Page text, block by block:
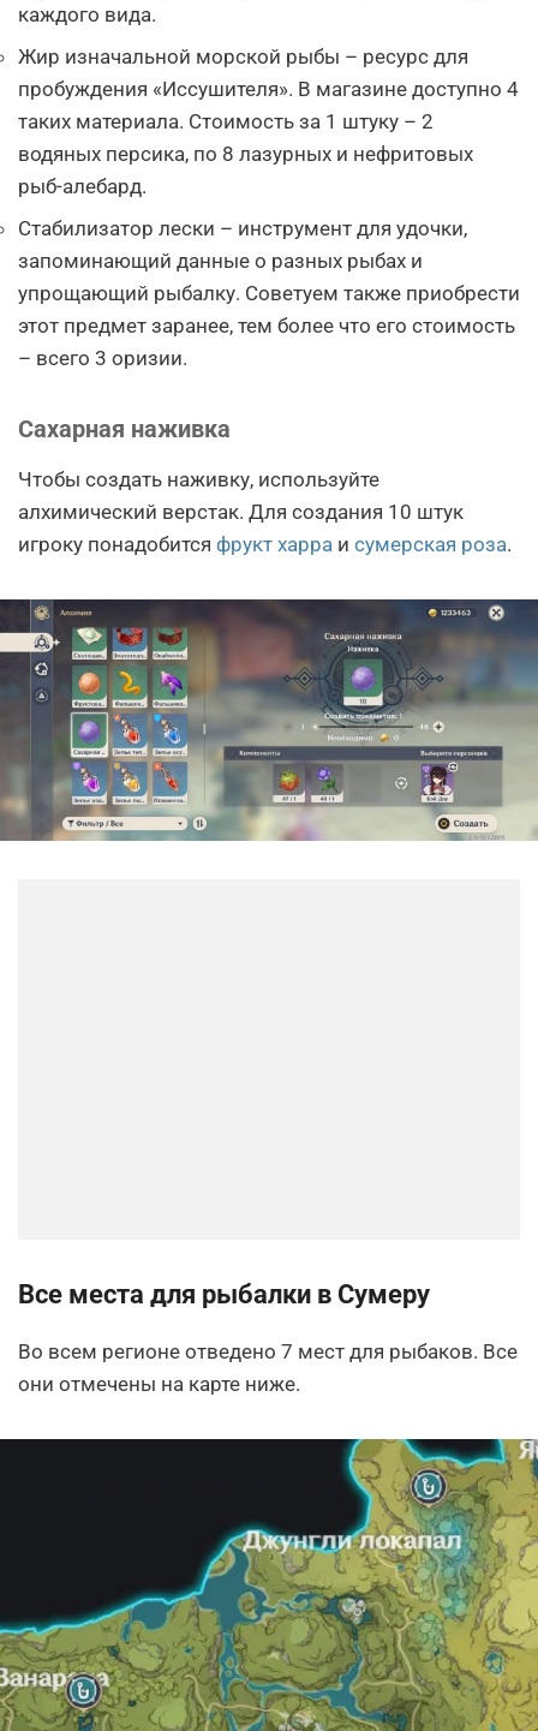
каждого вида.
Жир изначальной морской рыбы – ресурс для
пробуждения «Иссушителя». В магазине доступно 4
таких материала. Стоимость за 1 штуку – 2
водяных персика, по 8 лазурных и нефритовых
рыб-алебард.
Стабилизатор лески – инструмент для удочки,
запоминающий данные о разных рыбах и
упрощающий рыбалку. Советуем также приобрести
этот предмет заранее, тем более что его стоимость
– всего 3 оризии.
Сахарная наживка
Чтобы создать наживку, используйте
алхимический верстак. Для создания 10 штук
игроку понадобится фрукт харра и сумерская роза.
Все места для рыбалки в Сумеру
Во всем регионе отведено 7 мест для рыбаков. Все
они отмечены на карте ниже.